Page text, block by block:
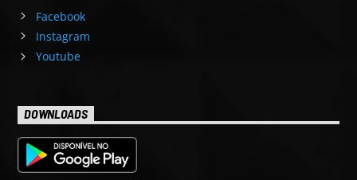
Facebook
Instagram
Youtube
DOWNLOADS